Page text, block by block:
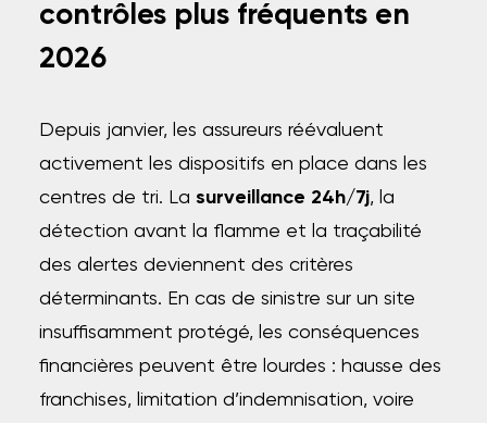
contrôles plus fréquents en
2026
Depuis janvier, les assureurs réévaluent
activement les dispositifs en place dans les
centres de tri. La surveillance 24h/7j, la
détection avant la flamme et la traçabilité
des alertes deviennent des critères
déterminants. En cas de sinistre sur un site
insuffisamment protégé, les conséquences
financières peuvent être lourdes : hausse des
franchises, limitation d’indemnisation, voire